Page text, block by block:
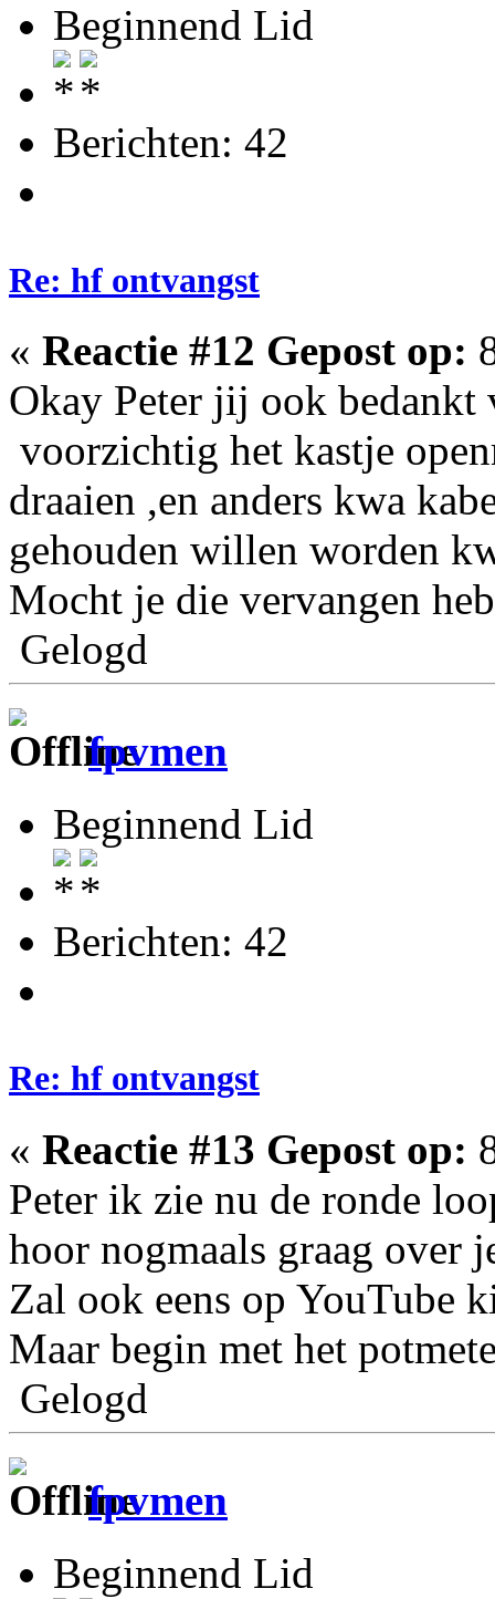
Beginnend Lid
Berichten: 42
Re: hf ontvangst
« Reactie #12 Gepost op:
Okay Peter jij ook bedankt
voorzichtig het kastje
draaien ,en anders kwa
gehouden willen worden
Mocht je die vervangen
Gelogd
fpvmen
Beginnend Lid
Berichten: 42
Re: hf ontvangst
« Reactie #13 Gepost op:
Peter ik zie nu de ronde
hoor nogmaals graag over
Zal ook eens op YouTube
Maar begin met het
Gelogd
fpvmen
Beginnend Lid